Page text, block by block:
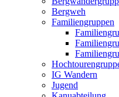
Bergweh
Familiengruppen
IG Wandern
Jugend